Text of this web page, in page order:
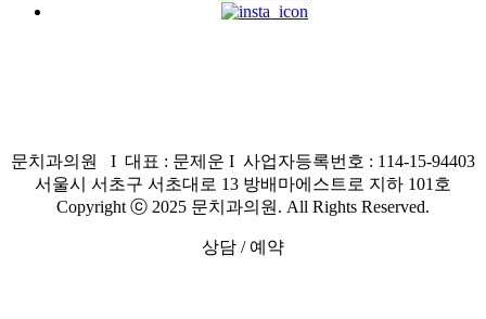
문치과의원 I 대표 : 문제운 I 사업자등록번호 : 114-15-94403
서울시 서초구 서초대로 13 방배마에스트로 지하 101호
Copyright ⓒ 2025 문치과의원. All Rights Reserved.
상담 / 예약